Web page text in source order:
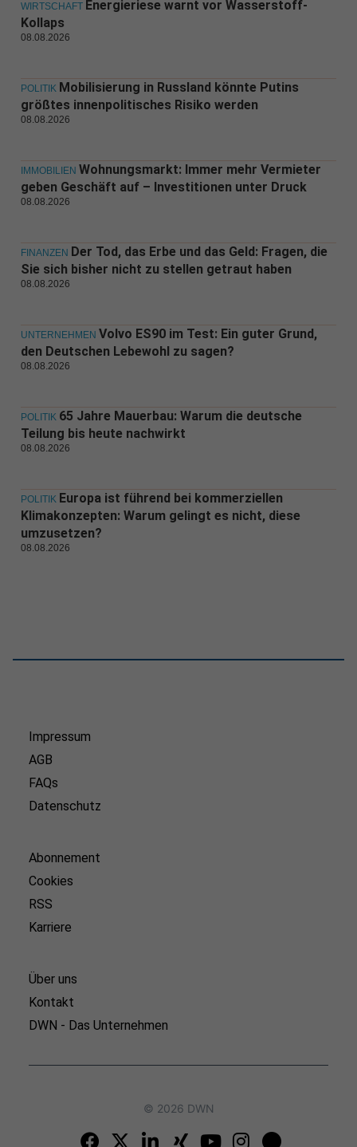
WIRTSCHAFT Energieriese warnt vor Wasserstoff-
Kollaps
08.08.2026
POLITIK Mobilisierung in Russland könnte Putins
größtes innenpolitisches Risiko werden
08.08.2026
IMMOBILIEN Wohnungsmarkt: Immer mehr Vermieter
geben Geschäft auf – Investitionen unter Druck
08.08.2026
FINANZEN Der Tod, das Erbe und das Geld: Fragen, die
Sie sich bisher nicht zu stellen getraut haben
08.08.2026
UNTERNEHMEN Volvo ES90 im Test: Ein guter Grund,
den Deutschen Lebewohl zu sagen?
08.08.2026
POLITIK 65 Jahre Mauerbau: Warum die deutsche
Teilung bis heute nachwirkt
08.08.2026
POLITIK Europa ist führend bei kommerziellen
Klimakonzepten: Warum gelingt es nicht, diese
umzusetzen?
08.08.2026
Impressum
AGB
FAQs
Datenschutz
Abonnement
Cookies
RSS
Karriere
Über uns
Kontakt
DWN - Das Unternehmen
© 2026 DWN